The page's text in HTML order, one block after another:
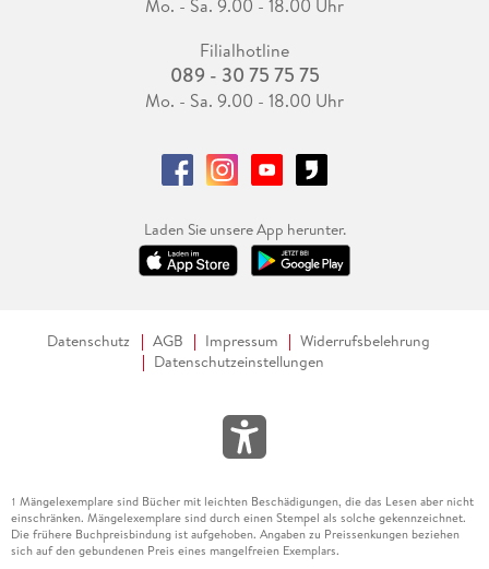
Mo. - Sa. 9.00 - 18.00 Uhr
Filialhotline
089 - 30 75 75 75
Mo. - Sa. 9.00 - 18.00 Uhr
Laden Sie unsere App herunter.
Datenschutz AGB Impressum
Widerrufsbelehrung
Datenschutzeinstellungen
1 Mängelexemplare sind Bücher mit leichten Beschädigungen, die das Lesen aber nicht
einschränken. Mängelexemplare sind durch einen Stempel als solche gekennzeichnet.
Die frühere Buchpreisbindung ist aufgehoben. Angaben zu Preissenkungen beziehen
sich auf den gebundenen Preis eines mangelfreien Exemplars.